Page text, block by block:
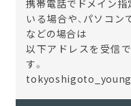
携帯電話でドメイン
いる場合や、パソコ
などの場合は
以下アドレスを受信
す。